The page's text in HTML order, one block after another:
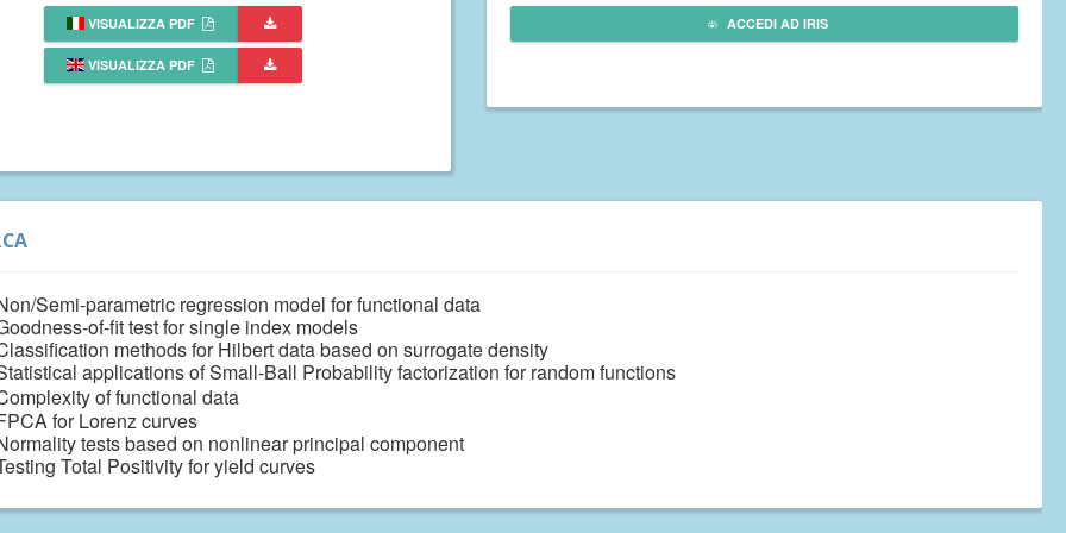
VISUALIZZA PDF
VISUALIZZA PDF
ACCEDI AD IRIS
Semi-parametric regression model for functional data
of-fit test for single index models
methods for Hilbert data based on surrogate density
applications of Small-Ball Probability factorization for random functions
of functional data
for Lorenz curves
tests based on nonlinear principal component
Total Positivity for yield curves